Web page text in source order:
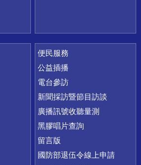
便民服務
公益插播
電台參訪
新聞採訪暨節目訪談
廣播訊號收聽量測
黑膠唱片查詢
留言版
國防部退伍令線上申請